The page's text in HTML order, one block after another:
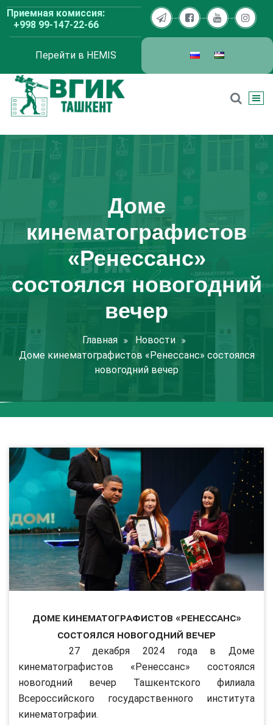
Перейти
содержимому
Приемная комиссия:
+998 99-147-22-66
Перейти в HEMIS
Доме
кинематографистов
«Ренессанс»
состоялся новогодний
вечер
Главная
Новости
Доме кинематографистов «Ренессанс» состоялся
новогодний вечер
Доме кинематографистов «Ренессанс»
состоялся новогодний вечер
27 декабря 2024 года в Доме
кинематографистов «Ренессанс» состоялся
новогодний вечер Ташкентского филиала
Всероссийского государственного института
кинематографии.